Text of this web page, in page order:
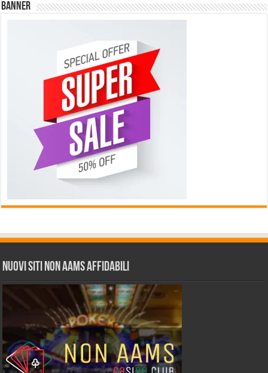
Banner
Nuovi siti non AAMS affidabili